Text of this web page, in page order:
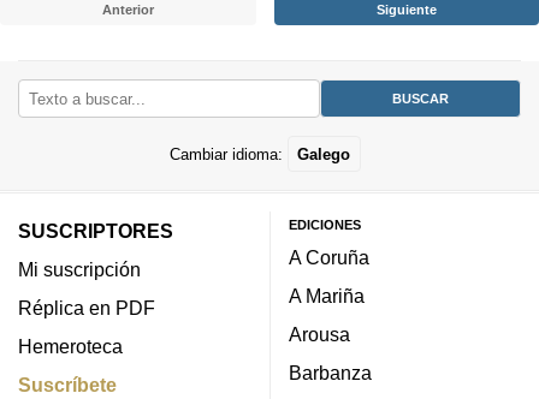
Anterior Siguiente
Cambiar idioma: Galego
SUSCRIPTORES
Mi suscripción
Réplica en PDF
Hemeroteca
Suscríbete
EDICIONES
A Coruña
A Mariña
Arousa
Barbanza